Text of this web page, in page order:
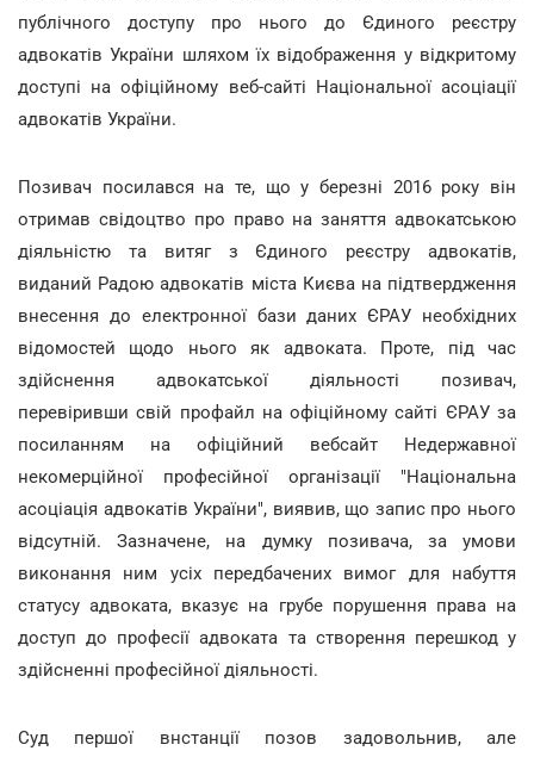
публічного доступу про нього до Єдиного реєстру
адвокатів України шляхом їх відображення у відкритому
доступі на офіційному веб-сайті Національної асоціації
адвокатів України.
Позивач посилався на те, що у березні 2016 року він
отримав свідоцтво про право на заняття адвокатською
діяльністю та витяг з Єдиного реєстру адвокатів,
виданий Радою адвокатів міста Києва на підтвердження
внесення до електронної бази даних ЄРАУ необхідних
відомостей щодо нього як адвоката. Проте, під час
здійснення адвокатської діяльності позивач,
перевіривши свій профайл на офіційному сайті ЄРАУ за
посиланням на офіційний вебсайт Недержавної
некомерційної професійної організації "Національна
асоціація адвокатів України", виявив, що запис про нього
відсутній. Зазначене, на думку позивача, за умови
виконання ним усіх передбачених вимог для набуття
статусу адвоката, вказує на грубе порушення права на
доступ до професії адвоката та створення перешкод у
здійсненні професійної діяльності.
Суд першої внстанції позов задовольнив, але